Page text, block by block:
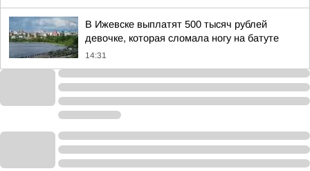
В Ижевске выплатят 500 тысяч рублей
девочке, которая сломала ногу на батуте
14:31